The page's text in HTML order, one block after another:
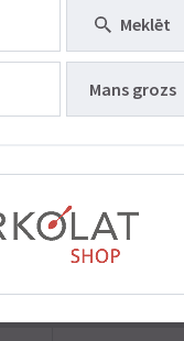
Meklēt
Mans grozs